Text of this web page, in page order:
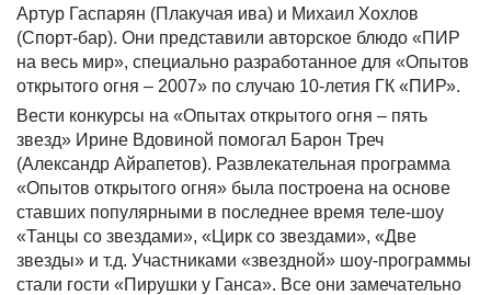
Артур Гаспарян (Плакучая ива) и Михаил Хохлов
(Спорт-бар). Они представили авторское блюдо «ПИР
на весь мир», специально разработанное для «Опытов
открытого огня – 2007» по случаю 10-летия ГК «ПИР».
Вести конкурсы на «Опытах открытого огня – пять
звезд» Ирине Вдовиной помогал Барон Треч
(Александр Айрапетов). Развлекательная программа
«Опытов открытого огня» была построена на основе
ставших популярными в последнее время теле-шоу
«Танцы со звездами», «Цирк со звездами», «Две
звезды» и т.д. Участниками «звездной» шоу-программы
стали гости «Пирушки у Ганса». Все они замечательно